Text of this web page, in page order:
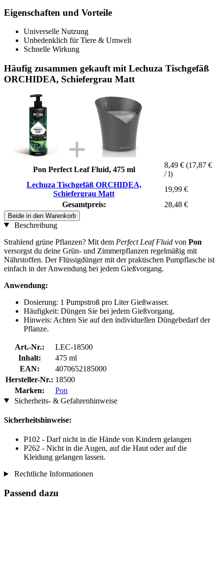
Eigenschaften und Vorteile
Universelle Nutzung
Unbedenklich für Tiere & Umwelt
Schnelle Wirkung
Häufig zusammen gekauft mit Lechuza Tischgefäß
ORCHIDEA, Schiefergrau Matt
Pon Perfect Leaf Fluid, 475 ml
8,49 € (17,87 €
/ l)
Lechuza Tischgefäß ORCHIDEA,
Schiefergrau Matt
19,99 €
Gesamtpreis:
28,48 €
Beide in den Warenkorb
Beschreibung
Strahlend grüne Pflanzen? Mit dem Perfect Leaf Fluid von Pon
versorgst du deine Grün- und Zimmerpflanzen regelmäßig mit
Nährstoffen. Der Flüssigdünger mit der praktischen Pumpflasche ist
einfach in der Anwendung bei jedem Gießvorgang.
Anwendung:
Dosierung: 1 Pumpstroß pro Liter Gießwasser.
Häufigkeit: Düngen Sie bei jedem Gießvorgang.
Hinweis: Achten Sie auf den individuellen Düngebedarf der
Pflanze.
Art.-Nr.:
LEC-18500
Inhalt:
475 ml
EAN:
4070652185000
Hersteller-Nr.: 18500
Marken:
Pon
Sicherheits- & Gefahrenhinweise
Sicherheitshinweise:
P102 - Darf nicht in die Hände von Kindern gelangen
P262 - Nicht in die Augen, auf die Haut oder auf die
Kleidung gelangen lassen.
Rechtliche Informationen
Passend dazu